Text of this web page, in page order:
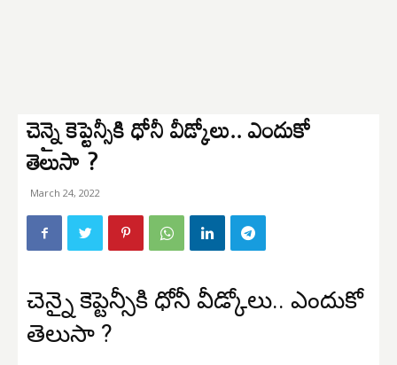
చెన్నై కెప్టెన్సీకి ధోనీ వీడ్కోలు.. ఎందుకో
తెలుసా ?
March 24, 2022
చెన్నై కెప్టెన్సీకి ధోనీ వీడ్కోలు.. ఎందుకో
తెలుసా ?